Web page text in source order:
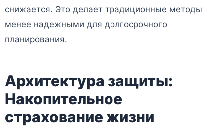
снижается. Это делает традиционные методы
менее надежными для долгосрочного
планирования.
Архитектура защиты:
Накопительное
страхование жизни